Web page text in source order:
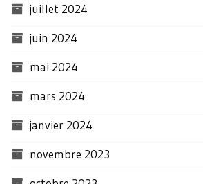
juillet 2024
juin 2024
mai 2024
mars 2024
janvier 2024
novembre 2023